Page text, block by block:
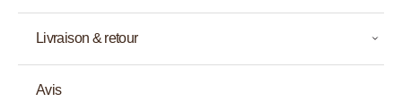
Livraison & retour
Avis